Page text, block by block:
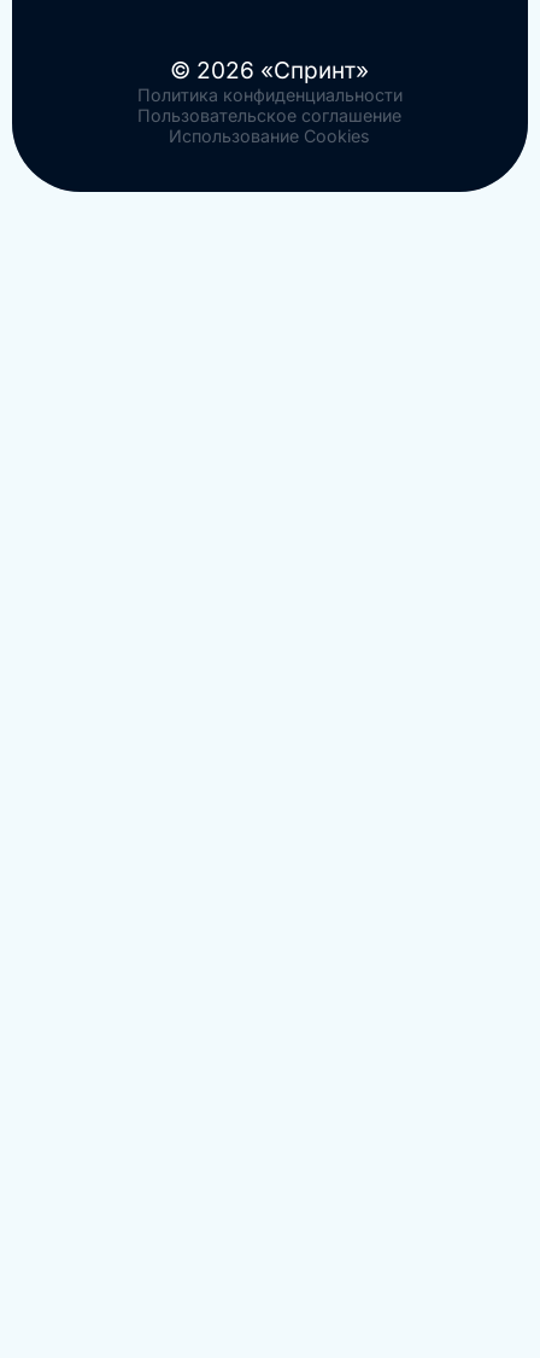
© 2026 «Спринт»
Политика конфиденциальности
Пользовательское соглашение
Использование Cookies